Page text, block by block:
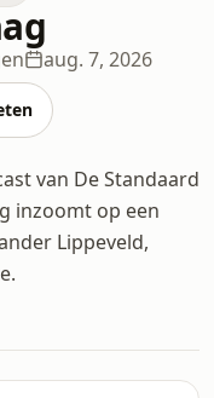
aug. 7, 2026
van De Standaard
inzoomt op een
Lippeveld,